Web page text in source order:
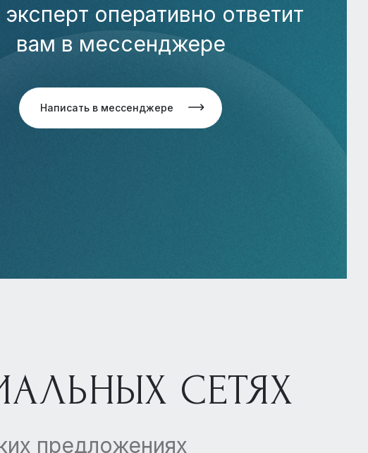
оперативно ответит
вам в мессенджере
Написать в мессенджере
СЕТЯХ
предложениях